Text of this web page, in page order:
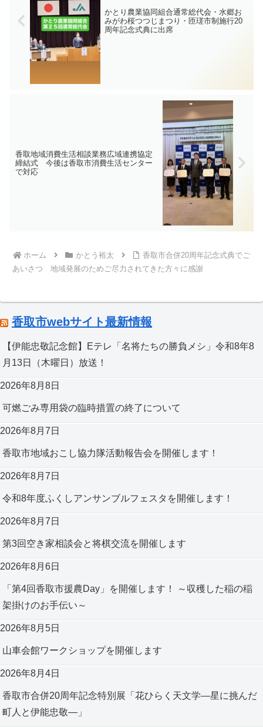
かとり農業協同組合通常総代会・水郷お
みがわ桜つつじまつり・匝瑳市制施行20
周年記念式典に出席
香取地域消費生活相談業務広域連携協定
締結式 今後は香取市消費生活センター
で対応
ホーム かとう裕太
香取市合併20周年記念式典でご
あいさつ 地域発展のためご尽力されてきた方々に感謝
香取市webサイト最新情報
【伊能忠敬記念館】Eテレ「名将たちの勝負メシ」令和8年8
月13日（木曜日）放送！
2026年8月8日
可燃ごみ専用袋の臨時措置の終了について
2026年8月7日
香取市地域おこし協力隊活動報告会を開催します！
2026年8月7日
令和8年度ふくしアンサンブルフェスタを開催します！
2026年8月7日
第3回空き家相談会と将棋交流を開催します
2026年8月6日
「第4回香取市援農Day」を開催します！ ～収穫した稲の稲
架掛けのお手伝い～
2026年8月5日
山車会館ワークショップを開催します
2026年8月4日
香取市合併20周年記念特別展「花ひらく天文学―星に挑んだ
町人と伊能忠敬―」